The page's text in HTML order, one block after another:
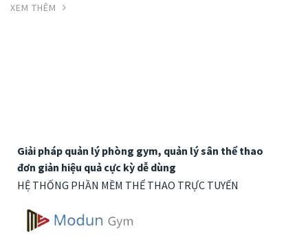
XEM THÊM
Giải pháp quản lý phòng gym, quản lý sân thể thao
đơn giản hiệu quả cực kỳ dễ dùng
HỆ THỐNG PHẦN MỀM THỂ THAO TRỰC TUYẾN